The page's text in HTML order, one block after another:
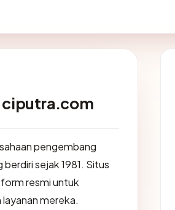
ciputra.com
pengembang
sejak 1981. Situs
resmi untuk
mereka.